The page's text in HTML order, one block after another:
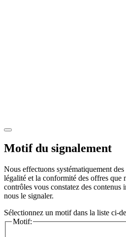
Motif du signalement
Nous effectuons systématiquement
légalité et la conformité des offres que
contrôles vous constatez des contenus
nous le signaler.
Sélectionnez un motif dans la liste ci-
Motif: